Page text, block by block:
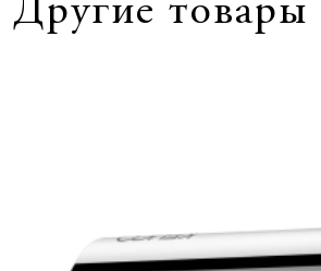
Другие товары